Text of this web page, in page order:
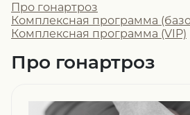
Про гонартроз
Комплексная программа
Комплексная программа (VIP)
Про гонартроз